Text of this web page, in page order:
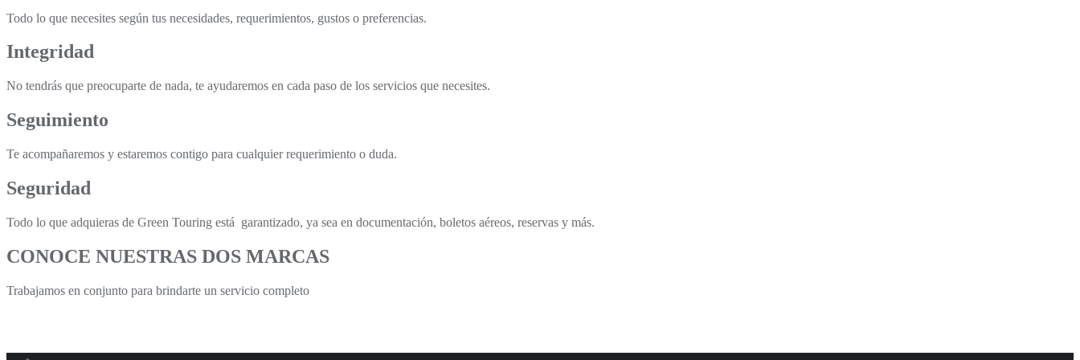
Todo lo que necesites según tus necesidades, requerimientos, gustos o preferencias.
Integridad
No tendrás que preocuparte de nada, te ayudaremos en cada paso de los servicios que necesites.
Seguimiento
Te acompañaremos y estaremos contigo para cualquier requerimiento o duda.
Seguridad
Todo lo que adquieras de Green Touring está garantizado, ya sea en documentación, boletos aéreos, reservas y más.
CONOCE NUESTRAS DOS MARCAS
Trabajamos en conjunto para brindarte un servicio completo